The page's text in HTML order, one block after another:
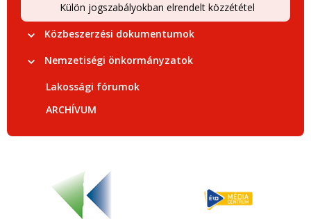
Külön jogszabályokban elrendelt közzététel
Közbeszerzési dokumentumok
Nemzetiségi önkormányzatok
Lakossági fórumok
ARCHÍVUM